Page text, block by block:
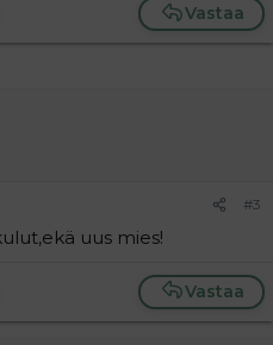
Vastaa
#3
uus mies!
Vastaa